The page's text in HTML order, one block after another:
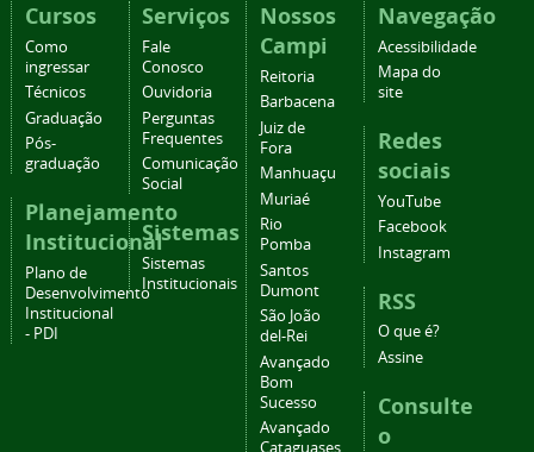
Cursos
Como
ingressar
Técnicos
Graduação
Pós-
graduação
Planejamento
Institucional
Plano de
Desenvolvimento
Institucional
- PDI
Serviços
Fale
Conosco
Ouvidoria
Perguntas
Frequentes
Comunicação
Social
Sistemas
Sistemas
Institucionais
Nossos
Campi
Reitoria
Barbacena
Juiz de
Fora
Manhuaçu
Muriaé
Rio
Pomba
Santos
Dumont
São João
del-Rei
Avançado
Bom
Sucesso
Avançado
Navegação
Acessibilidade
Mapa do
site
Redes
sociais
YouTube
Facebook
Instagram
RSS
O que é?
Assine
Consulte
o